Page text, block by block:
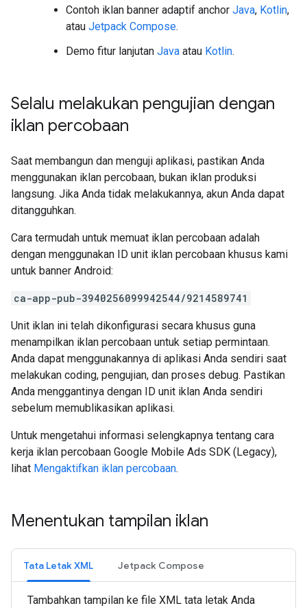
Contoh iklan banner adaptif anchor Java, Kotlin,
atau Jetpack Compose.
Demo fitur lanjutan Java atau Kotlin.
Selalu melakukan pengujian dengan
iklan percobaan
Saat membangun dan menguji aplikasi, pastikan Anda
menggunakan iklan percobaan, bukan iklan produksi
langsung. Jika Anda tidak melakukannya, akun Anda dapat
ditangguhkan.
Cara termudah untuk memuat iklan percobaan adalah
dengan menggunakan ID unit iklan percobaan khusus kami
untuk banner Android:
ca-app-pub-3940256099942544/9214589741
Unit iklan ini telah dikonfigurasi secara khusus guna
menampilkan iklan percobaan untuk setiap permintaan.
Anda dapat menggunakannya di aplikasi Anda sendiri saat
melakukan coding, pengujian, dan proses debug. Pastikan
Anda menggantinya dengan ID unit iklan Anda sendiri
sebelum memublikasikan aplikasi.
Untuk mengetahui informasi selengkapnya tentang cara
kerja iklan percobaan Google Mobile Ads SDK (Legacy),
lihat Mengaktifkan iklan percobaan.
Menentukan tampilan iklan
Tata Letak XML Jetpack Compose
Tambahkan tampilan ke file XML tata letak Anda